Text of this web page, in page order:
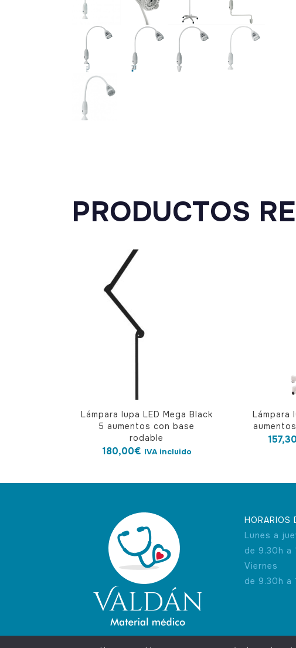
PRODUCTOS
Lámpara lupa LED Mega Black
5 aumentos con base
rodable
180,00€ IVA incluido
Lámpara
HORARIOS
Lunes a
de 9.30h a
Viernes
de 9.30h a